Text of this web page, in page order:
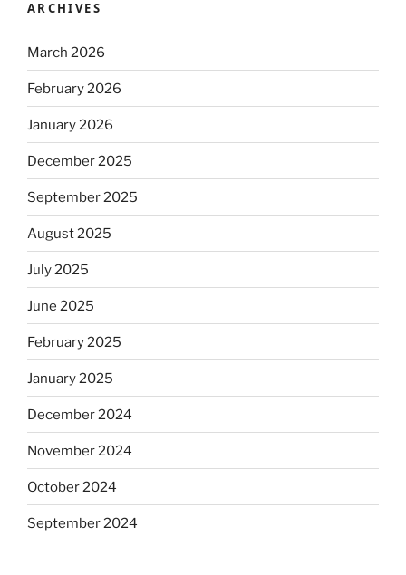
ARCHIVES
March 2026
February 2026
January 2026
December 2025
September 2025
August 2025
July 2025
June 2025
February 2025
January 2025
December 2024
November 2024
October 2024
September 2024